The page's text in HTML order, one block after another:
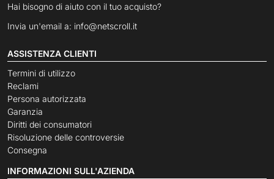
Hai bisogno di aiuto con il tuo acquisto?
Invia un'email a: info@netscroll.it
ASSISTENZA CLIENTI
Termini di utilizzo
Reclami
Persona autorizzata
Garanzia
Diritti dei consumatori
Risoluzione delle controversie
Consegna
INFORMAZIONI SULL'AZIENDA